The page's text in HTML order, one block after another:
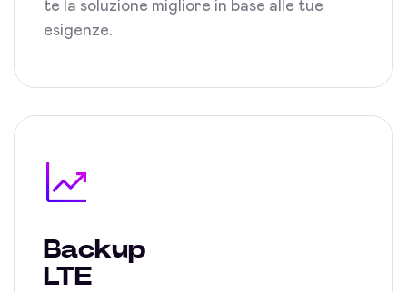
te la soluzione migliore in base alle tue
esigenze.
Backup
LTE